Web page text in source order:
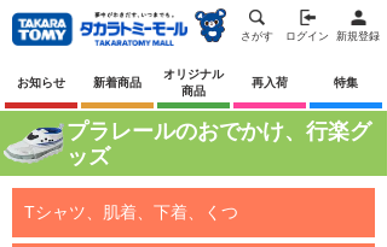
さがす ログイン 新規登録
お知らせ 新着商品
オリジナル
商品
再入荷 特集
プラレールのおでかけ、行楽グ
ッズ
Tシャツ、肌着、下着、くつ